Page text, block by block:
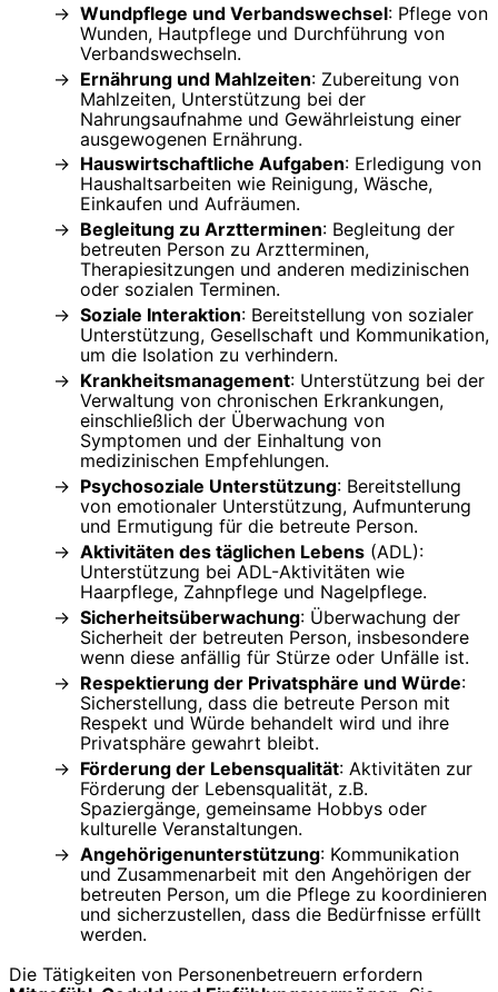
Wundpflege und Verbandswechsel: Pflege von
Wunden, Hautpflege und Durchführung von
Verbandswechseln.
Ernährung und Mahlzeiten: Zubereitung von
Mahlzeiten, Unterstützung bei der
Nahrungsaufnahme und Gewährleistung einer
ausgewogenen Ernährung.
Hauswirtschaftliche Aufgaben: Erledigung von
Haushaltsarbeiten wie Reinigung, Wäsche,
Einkaufen und Aufräumen.
Begleitung zu Arztterminen: Begleitung der
betreuten Person zu Arztterminen,
Therapiesitzungen und anderen medizinischen
oder sozialen Terminen.
Soziale Interaktion: Bereitstellung von sozialer
Unterstützung, Gesellschaft und Kommunikation,
um die Isolation zu verhindern.
Krankheitsmanagement: Unterstützung bei der
Verwaltung von chronischen Erkrankungen,
einschließlich der Überwachung von
Symptomen und der Einhaltung von
medizinischen Empfehlungen.
Psychosoziale Unterstützung: Bereitstellung
von emotionaler Unterstützung, Aufmunterung
und Ermutigung für die betreute Person.
Aktivitäten des täglichen Lebens (ADL):
Unterstützung bei ADL-Aktivitäten wie
Haarpflege, Zahnpflege und Nagelpflege.
Sicherheitsüberwachung: Überwachung der
Sicherheit der betreuten Person, insbesondere
wenn diese anfällig für Stürze oder Unfälle ist.
Respektierung der Privatsphäre und Würde:
Sicherstellung, dass die betreute Person mit
Respekt und Würde behandelt wird und ihre
Privatsphäre gewahrt bleibt.
Förderung der Lebensqualität: Aktivitäten zur
Förderung der Lebensqualität, z.B.
Spaziergänge, gemeinsame Hobbys oder
kulturelle Veranstaltungen.
Angehörigenunterstützung: Kommunikation
und Zusammenarbeit mit den Angehörigen der
betreuten Person, um die Pflege zu koordinieren
und sicherzustellen, dass die Bedürfnisse erfüllt
werden.
Die Tätigkeiten von Personenbetreuern erfordern